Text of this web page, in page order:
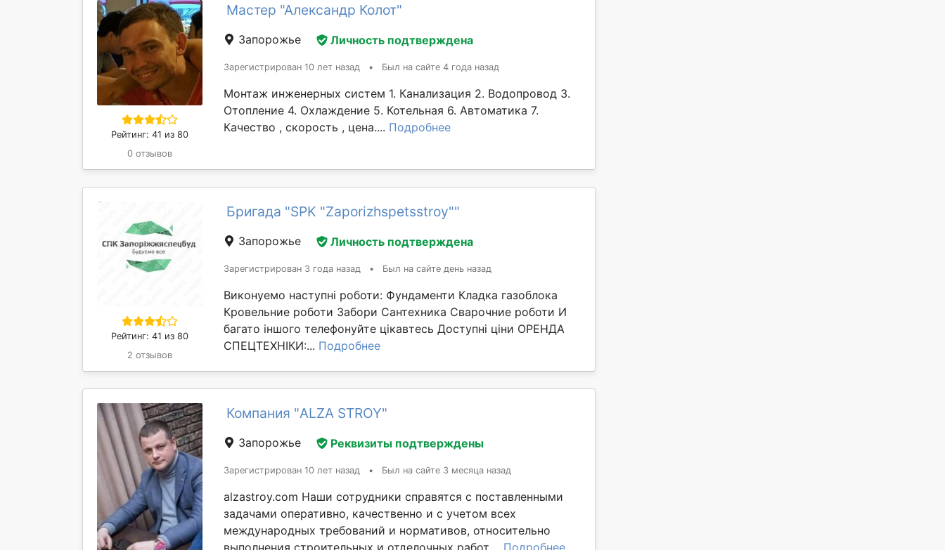
Рейтинг: 41 из 80
0 отзывов
Мастер "Александр Колот"
Запорожье Личность подтверждена
Зарегистрирован 10 лет назад • Был на сайте 4 года назад
Монтаж инженерных систем 1. Канализация 2. Водопровод 3.
Отопление 4. Охлаждение 5. Котельная 6. Автоматика 7.
Качество , скорость , цена.... Подробнее
Рейтинг: 41 из 80
2 отзывов
Бригада "SPK "Zaporizhspetsstroy""
Запорожье Личность подтверждена
Зарегистрирован 3 года назад • Был на сайте день назад
Виконуемо наступні роботи: Фундаменти Кладка газоблока
Кровельние роботи Забори Сантехника Сварочние роботи И
багато іншого телефонуйте цікавтесь Доступні ціни ОРЕНДА
СПЕЦТЕХНІКИ:... Подробнее
Компания "ALZA STROY"
Запорожье Реквизиты подтверждены
Зарегистрирован 10 лет назад • Был на сайте 3 месяца назад
alzastroy.com Наши сотрудники справятся с поставленными
задачами оперативно, качественно и с учетом всех
международных требований и нормативов, относительно